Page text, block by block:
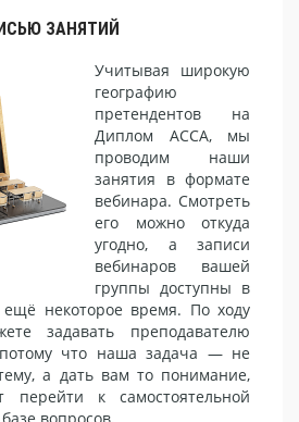
ЗАНЯТИЙ
Учитывая широкую
географию
претендентов на
Диплом АССА, мы
проводим наши
занятия в формате
вебинара. Смотреть
его можно откуда
угодно, а записи
вебинаров вашей
группы доступны в
некоторое время. По ходу
задавать преподавателю
что наша задача — не
а дать вам то понимание,
перейти к самостоятельной